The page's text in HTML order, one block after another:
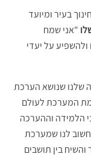
בעיר ומיועד
"אני שמח
על יעדי
שלנו שנושא הערכת
המערכת לעולם
הלמידה וההערכה
חשוב לנו שמערכת
בין תושבים